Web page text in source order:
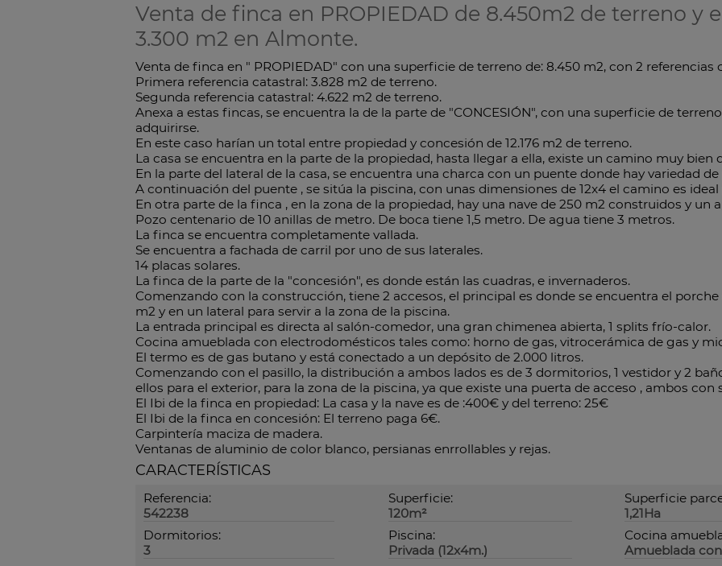
Venta de finca en PROPIEDAD de 8.450m2 de terreno y
3.300 m2 en Almonte.
Venta de finca en " PROPIEDAD" con una superficie de terreno de: 8.450 m2, con 2 referencias
Primera referencia catastral: 3.828 m2 de terreno.
Segunda referencia catastral: 4.622 m2 de terreno.
Anexa a estas fincas, se encuentra la de la parte de "CONCESIÓN", con una superficie de
adquirirse.
En este caso harían un total entre propiedad y concesión de 12.176 m2 de terreno.
La casa se encuentra en la parte de la propiedad, hasta llegar a ella, existe un camino muy bien
En la parte del lateral de la casa, se encuentra una charca con un puente donde hay variedad
A continuación del puente , se sitúa la piscina, con unas dimensiones de 12x4 el camino es
En otra parte de la finca , en la zona de la propiedad, hay una nave de 250 m2 construidos y un
Pozo centenario de 10 anillas de metro. De boca tiene 1,5 metro. De agua tiene 3 metros.
La finca se encuentra completamente vallada.
Se encuentra a fachada de carril por uno de sus laterales.
14 placas solares.
La finca de la parte de la "concesión", es donde están las cuadras, e invernaderos.
Comenzando con la construcción, tiene 2 accesos, el principal es donde se encuentra el
m2 y en un lateral para servir a la zona de la piscina.
La entrada principal es directa al salón-comedor, una gran chimenea abierta, 1 splits frío-calor.
Cocina amueblada con electrodomésticos tales como: horno de gas, vitrocerámica de gas y
El termo es de gas butano y está conectado a un depósito de 2.000 litros.
Comenzando con el pasillo, la distribución a ambos lados es de 3 dormitorios, 1 vestidor y 2
ellos para el exterior, para la zona de la piscina, ya que existe una puerta de acceso , ambos con
El Ibi de la finca en propiedad: La casa y la nave es de :400€ y del terreno: 25€
El Ibi de la finca en concesión: El terreno paga 6€.
Carpintería maciza de madera.
Ventanas de aluminio de color blanco, persianas enrrollables y rejas.
CARACTERÍSTICAS
Referencia:
542238
Superficie:
120m²
Superficie
1,21Ha
Dormitorios:
3
Piscina:
Privada (12x4m.)
Cocina
Amueblada